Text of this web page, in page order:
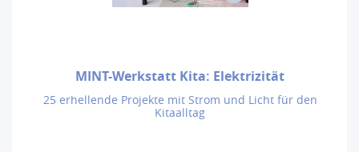
MINT-Werkstatt Kita: Elektrizität
25 erhellende Projekte mit Strom und Licht für den
Kitaalltag